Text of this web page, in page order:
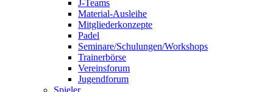
J-Teams
Material-Ausleihe
Mitgliederkonzepte
Padel
Seminare/Schulungen/Workshops
Trainerbörse
Vereinsforum
Jugendforum
Spieler